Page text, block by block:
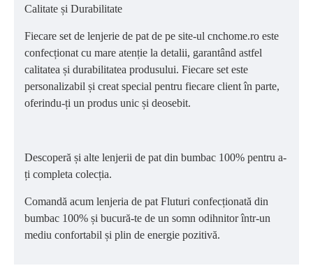
Calitate și Durabilitate
Fiecare set de lenjerie de pat de pe site-ul cnchome.ro este
confecționat cu mare atenție la detalii, garantând astfel
calitatea și durabilitatea produsului. Fiecare set este
personalizabil și creat special pentru fiecare client în parte,
oferindu-ți un produs unic și deosebit.
Descoperă și alte lenjerii de pat din bumbac 100% pentru a-
ți completa colecția.
Comandă acum lenjeria de pat Fluturi confecționată din
bumbac 100% și bucură-te de un somn odihnitor într-un
mediu confortabil și plin de energie pozitivă.